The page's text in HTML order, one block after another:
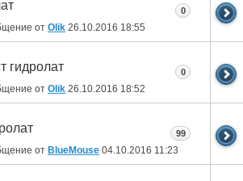
от Olik 26.10.2016 18:55
0
гидролат
от Olik 26.10.2016 18:52
0
от BlueMouse 04.10.2016 11:23
99